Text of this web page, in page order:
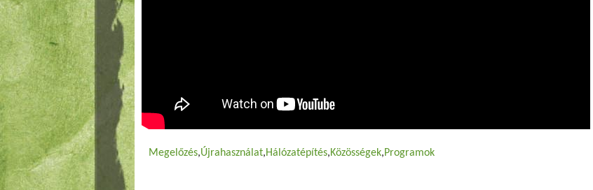
Megelőzés Újrahasználat Hálózatépítés Közösségek Programok